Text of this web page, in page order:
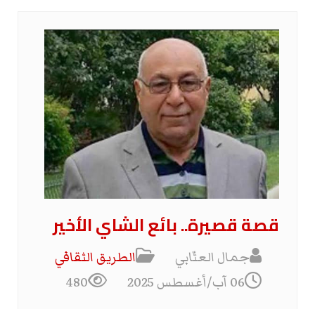
قصة قصيرة.. بائع الشاي الأخير
جمال العتّابي
الطریق الثقافي
06 آب/أغسطس 2025
480